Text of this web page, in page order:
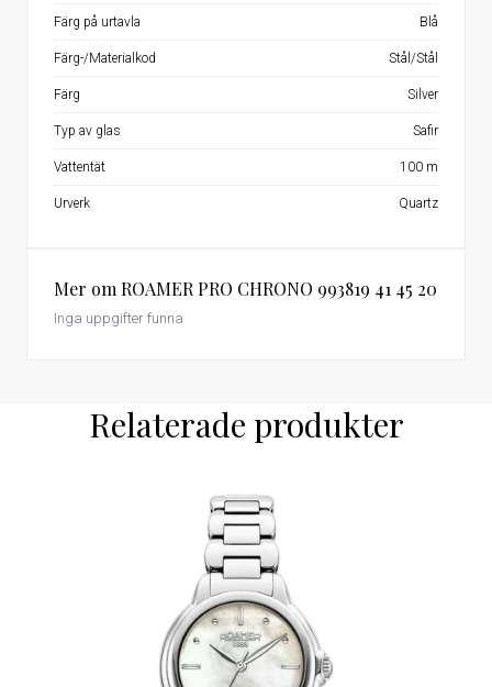
Mer om ROAMER PRO CHRONO 993819 41 45 20
Inga uppgifter funna
Färg på urtavla Blå
Färg-/Materialkod Stål/Stål
Färg Silver
Typ av glas Safir
Vattentät 100 m
Urverk Quartz
Relaterade produkter